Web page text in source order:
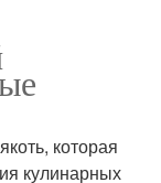
которая
кулинарных